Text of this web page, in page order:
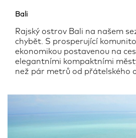
Bali
Rajský ostrov Bali na našem
chybět. S prosperující
ekonomikou postavenou na
elegantními kompaktními
než pár metrů od přátelského